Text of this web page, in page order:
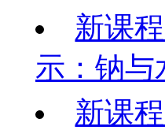
新课
示：钠与
新课